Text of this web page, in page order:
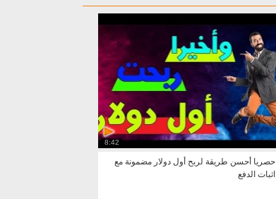
8:42
حصريا أحسن طريقة لربح أول دولار مضمونة مع
اثبات الدفع